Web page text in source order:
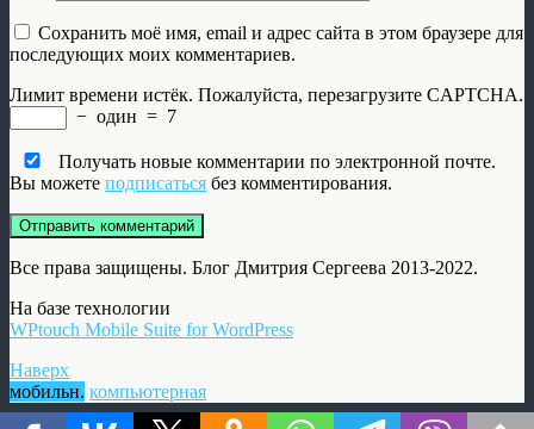
Сохранить моё имя, email и адрес сайта в этом браузере для
последующих моих комментариев.
Лимит времени истёк. Пожалуйста, перезагрузите CAPTCHA.
− один = 7
Получать новые комментарии по электронной почте.
Вы можете подписаться без комментирования.
Все права защищены. Блог Дмитрия Сергеева 2013-2022.
На базе технологии
WPtouch Mobile Suite for WordPress
Наверх
мобильн. компьютерная